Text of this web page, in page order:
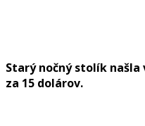
Starý nočný stolík našla
za 15 dolárov.